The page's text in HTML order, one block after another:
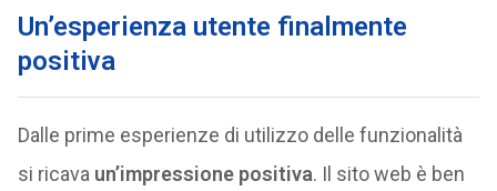
Un’esperienza utente finalmente
positiva
Dalle prime esperienze di utilizzo delle funzionalità
si ricava un’impressione positiva. Il sito web è ben